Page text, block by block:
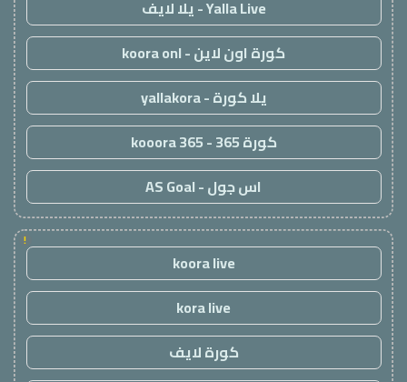
Yalla Live - يلا لايف
كورة اون لاين - koora onl
يلا كورة - yallakora
كورة 365 - kooora 365
اس جول - AS Goal
!
koora live
kora live
كورة لايف